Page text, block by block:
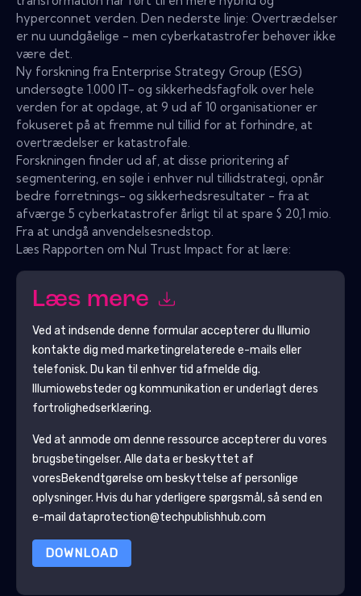
hyperconnet verden. Den nederste linje: Overtrædelser
er nu uundgåelige - men cyberkatastrofer behøver ikke
være det.
Ny forskning fra Enterprise Strategy Group (ESG)
undersøgte 1.000 IT- og sikkerhedsfagfolk over hele
verden for at opdage, at 9 ud af 10 organisationer er
fokuseret på at fremme nul tillid for at forhindre, at
overtrædelser er katastrofale.
Forskningen finder ud af, at disse prioritering af
segmentering, en søjle i enhver nul tillidstrategi, opnår
bedre forretnings- og sikkerhedsresultater - fra at
afværge 5 cyberkatastrofer årligt til at spare $ 20,1 mio.
Fra at undgå anvendelsesnedstop.
Læs Rapporten om Nul Trust Impact for at lære:
Læs mere
Ved at indsende denne formular accepterer du
Illumio
kontakte dig med marketingrelaterede e-mails eller
telefonisk. Du kan til enhver tid afmelde dig.
Illumiowebsteder og kommunikation er underlagt deres
fortrolighedserklæring.
Ved at anmode om denne ressource accepterer du vores
brugsbetingelser. Alle data er beskyttet af
voresBekendtgørelse om beskyttelse af personlige
oplysninger. Hvis du har yderligere spørgsmål, så send en
e-mail dataprotection@techpublishhub.com
DOWNLOAD